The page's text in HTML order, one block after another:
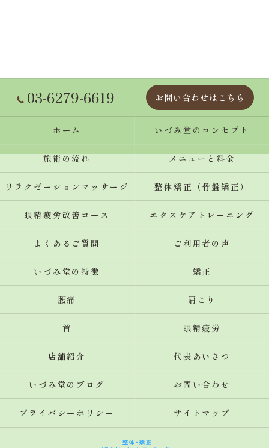
03-6279-6619 お問い合わせはこちら
ホーム いづみ堂のコンセプト
施術の流れ メニューと料金
リラクゼーションマッサージ 整体矯正（骨盤矯正）
眼精疲労改善コース エクスケアトレーニング
よくあるご質問 ご利用者の声
いづみ堂の特徴 矯正
腰痛 肩こり
首 眼精疲労
店舗紹介 代表あいさつ
いづみ堂のブログ お問い合わせ
プライバシーポリシー サイトマップ